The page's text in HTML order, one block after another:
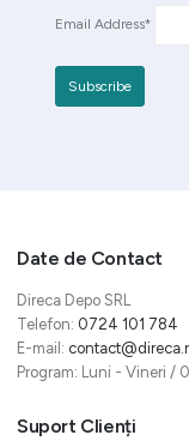
Email Address*
Date de Contact
Direca Depo SRL
Telefon: 0724 101 784
E-mail:
Program: Luni - Vineri
Suport Clienți